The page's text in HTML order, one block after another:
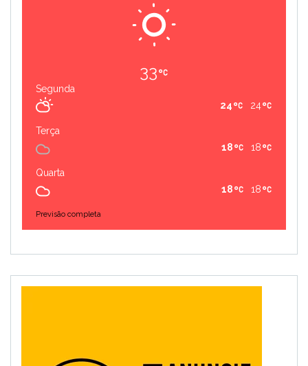
33
Segunda
24
24
Terça
18
18
Quarta
18
18
Previsão completa